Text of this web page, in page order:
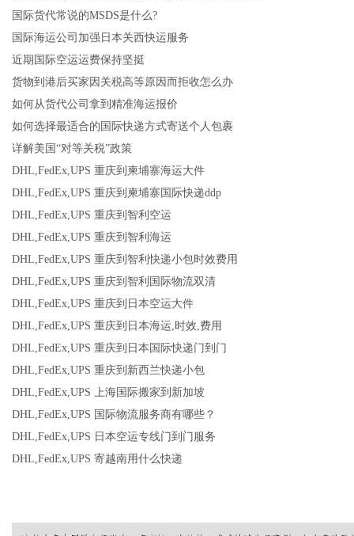
国际货代常说的MSDS是什么?
国际海运公司加强日本关西快运服务
近期国际空运运费保持坚挺
货物到港后买家因关税高等原因而拒收怎么办
如何从货代公司拿到精准海运报价
如何选择最适合的国际快递方式寄送个人包裹
详解美国“对等关税”政策
DHL,FedEx,UPS 重庆到柬埔寨海运大件
DHL,FedEx,UPS 重庆到柬埔寨国际快递ddp
DHL,FedEx,UPS 重庆到智利空运
DHL,FedEx,UPS 重庆到智利海运
DHL,FedEx,UPS 重庆到智利快递小包时效费用
DHL,FedEx,UPS 重庆到智利国际物流双清
DHL,FedEx,UPS 重庆到日本空运大件
DHL,FedEx,UPS 重庆到日本海运,时效,费用
DHL,FedEx,UPS 重庆到日本国际快递门到门
DHL,FedEx,UPS 重庆到新西兰快递小包
DHL,FedEx,UPS 上海国际搬家到新加坡
DHL,FedEx,UPS 国际物流服务商有哪些？
DHL,FedEx,UPS 日本空运专线门到门服务
DHL,FedEx,UPS 寄越南用什么快递